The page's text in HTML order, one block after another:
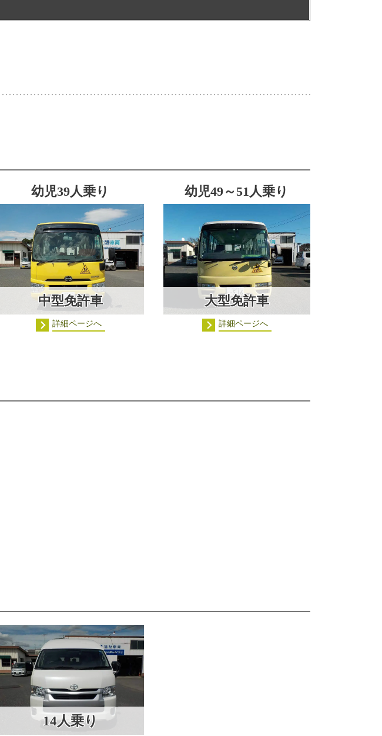
幼児39人乗り
中型免許車
詳細ページへ
幼児49～51人乗り
大型免許車
詳細ページへ
14人乗り